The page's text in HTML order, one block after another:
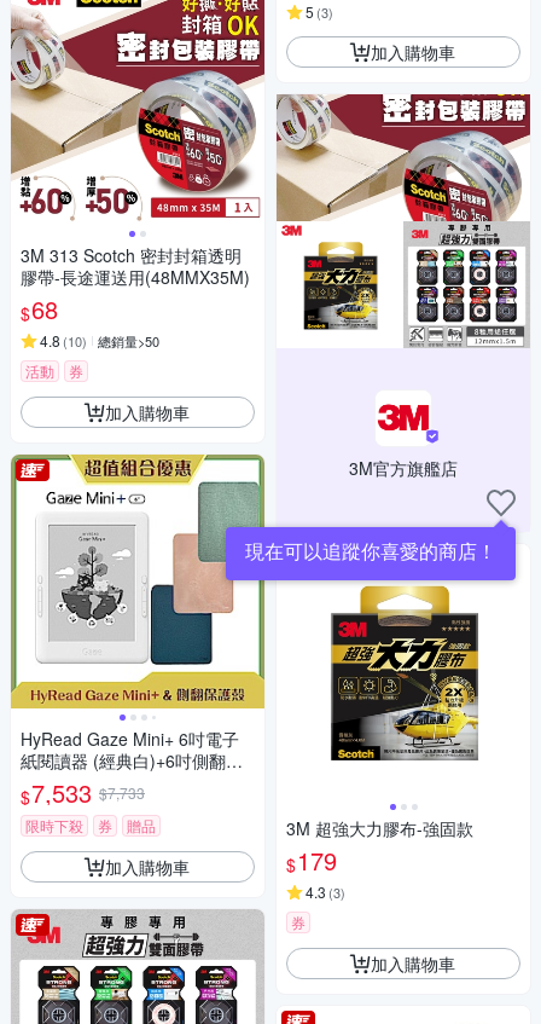
3M 313 Scotch 密封封箱透明
膠帶-長途運送用(48MMX35M)
$68
4.8 (10) 總銷量>50
活動 券
加入購物車
HyRead Gaze Mini+ 6吋電子
紙閱讀器 (經典白)+6吋側翻保
護殼
$7,533 $7,733
限時下殺
券 贈品
加入購物車
5 (3)
加入購物車
3M官方旗艦店
現在可以追蹤你喜愛的商店！
3M 超強大力膠布-強固款
$179
4.3 (3)
券
加入購物車